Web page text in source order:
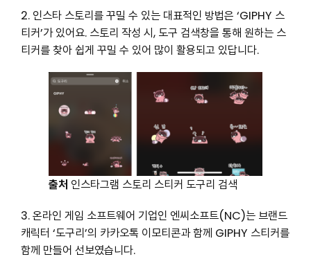
2. 인스타 스토리를 꾸밀 수 있는 대표적인 방법은 ‘GIPHY 스
티커’가 있어요. 스토리 작성 시, 도구 검색창을 통해 원하는 스
티커를 찾아 쉽게 꾸밀 수 있어 많이 활용되고 있답니다.
출처 인스타그램 스토리 스티커 도구리 검색
3. 온라인 게임 소프트웨어 기업인 엔씨소프트(NC)는 브랜드
캐릭터 ‘도구리’의 카카오톡 이모티콘과 함께 GIPHY 스티커를
함께 만들어 선보였습니다.